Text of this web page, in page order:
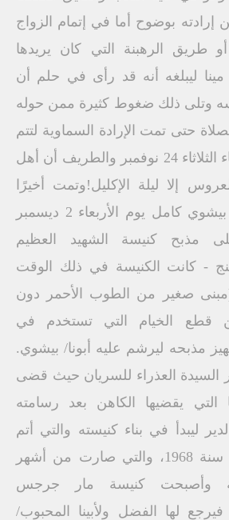
إرادته بوضوح أما في إتمام الزواج
طريق الرهبنة التي كان يريدها
مينا ليبلغه أنه قد رأى في حلم أن
وتلى ذلك ضغوط كثيرة ممن حوله
حتى تمت الإرادة السماوية لتتم
صلوات الإكليل مساء الثلاثاء 24 نوفمبر والطريف أن أهل
إلا ليلة الإكليل!وتمت أخيرًا
سيامته كاهنا باسم بيشوي كامل يوم الأربعاء 2 ديسمبر
م. على مذبح كنيسة الشهيد العظيم
- كانت الكنيسة في ذلك الوقت
صغير من الطوب الأحمر دون
قطع الخيام التي تستخدم في
مذبحه ليرشم عليه أبونا/ بيشوي.
السيدة العذراء للسريان حيث قضى
التي يقضيها الكاهن بعد رسامته
ليبدأ في بناء كنيسته والتي أتم
بناءها وتم تكريسها سنة 1968، والتي صارت من أشهر
وأصبحت كنيسة مار جرجس
لها الفضل ولأبينا المحبوب/